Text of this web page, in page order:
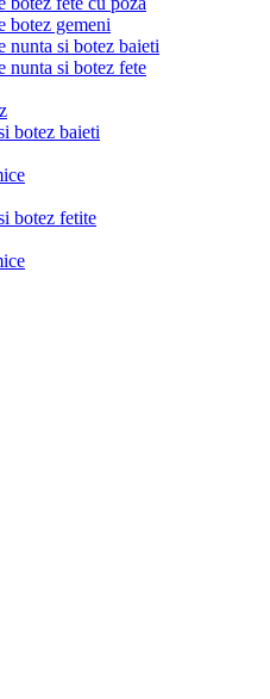
botez gemeni
nunta si botez baieti
nunta si botez fete
botez baieti
botez fetite